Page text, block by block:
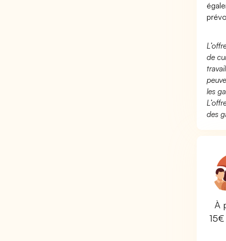
de
les
des
À